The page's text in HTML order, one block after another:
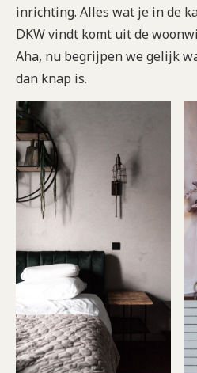
inrichting. Alles wat je in de
DKW vindt komt uit de
Aha, nu begrijpen we gelijk
dan knap is.